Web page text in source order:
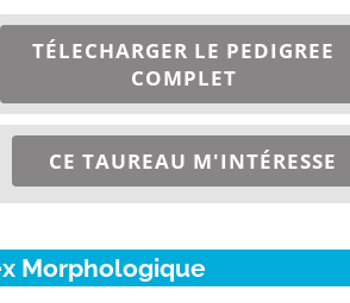
TÉLECHARGER LE PEDIGREE
COMPLET
CE TAUREAU M'INTÉRESSE
Morphologique